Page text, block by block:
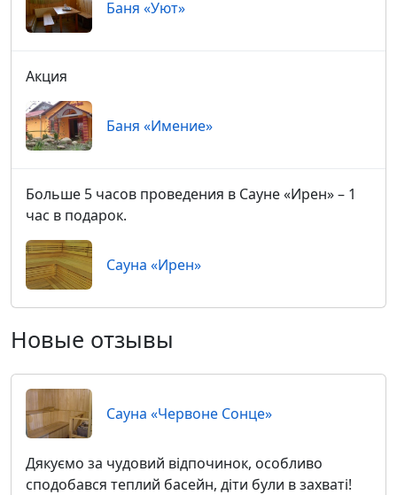
Баня «Уют»
Акция
Баня «Имение»
Больше 5 часов проведения в Сауне «Ирен» – 1
час в подарок.
Сауна «Ирен»
Новые отзывы
Сауна «Червоне Сонце»
Дякуємо за чудовий відпочинок, особливо
сподобався теплий басейн, діти були в захваті!